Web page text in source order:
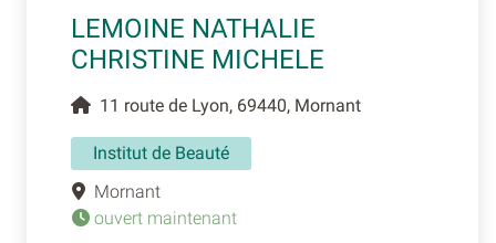
LEMOINE NATHALIE
CHRISTINE MICHELE
11 route de Lyon, 69440, Mornant
Institut de Beauté
Mornant
ouvert maintenant